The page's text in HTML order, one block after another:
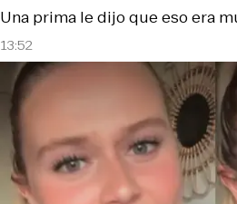
13:52
Una prima le dijo que eso era